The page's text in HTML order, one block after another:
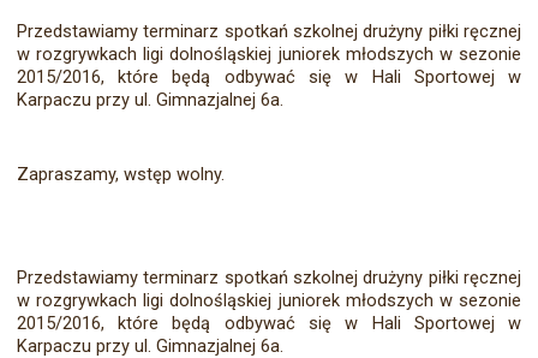
Przedstawiamy terminarz spotkań szkolnej drużyny piłki ręcznej
w rozgrywkach ligi dolnośląskiej juniorek młodszych w sezonie
2015/2016, które będą odbywać się w Hali Sportowej w
Karpaczu przy ul. Gimnazjalnej 6a.
Zapraszamy, wstęp wolny.
Przedstawiamy terminarz spotkań szkolnej drużyny piłki ręcznej
w rozgrywkach ligi dolnośląskiej juniorek młodszych w sezonie
2015/2016, które będą odbywać się w Hali Sportowej w
Karpaczu przy ul. Gimnazjalnej 6a.